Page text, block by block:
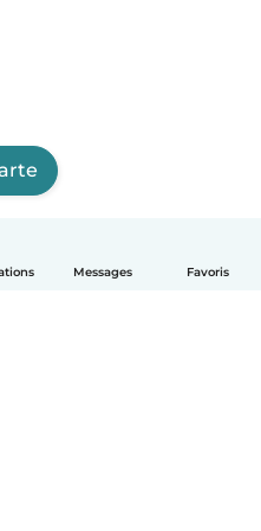
Messages Favoris